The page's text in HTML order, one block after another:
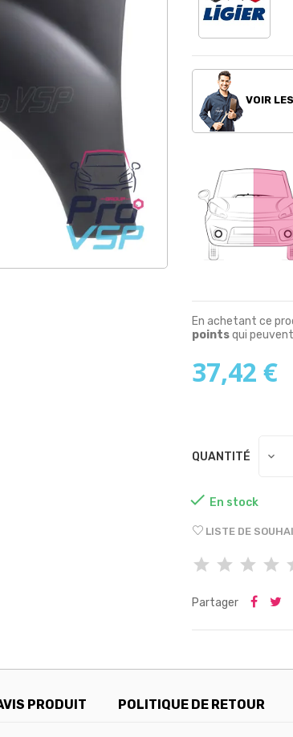
VOIR
En achetant ce
pointsqui
37,42 €
QUANTITÉ
 En stock
LISTE DE
Partager
PRODUIT POLITIQUE DE RETOUR